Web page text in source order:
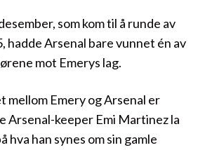
som kom til å runde av
hadde Arsenal bare vunnet én av
mot Emerys lag.
Emery og Arsenal er
Arsenal-keeper Emi Martinez la
hva han synes om sin gamle